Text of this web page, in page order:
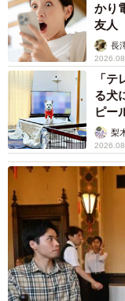
かり
友人
解説長
「
る犬
ピー
梨